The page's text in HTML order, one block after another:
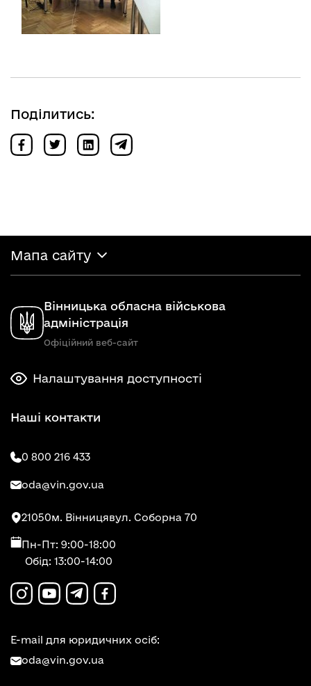
Поділитись:
Мапа сайту
Вінницька обласна військова
адміністрація
Офіційний веб-сайт
Налаштування доступності
Наші контакти
0 800 216 433
oda@vin.gov.ua
21050м. Вінницявул. Соборна 70
Пн-Пт: 9:00-18:00
Обід: 13:00-14:00
E-mail для юридичних осіб:
oda@vin.gov.ua